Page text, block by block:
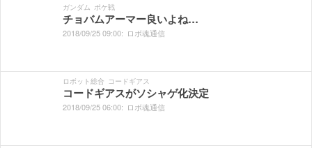
ガンダム ポケ戦
チョバムアーマー良いよね…
2018/09/2509:00: ロボ魂通信
ロボット総合 コードギアス
コードギアスがソシャゲ化決定
2018/09/2506:00: ロボ魂通信